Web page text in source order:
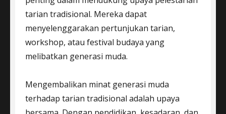
tarian tradisional. Mereka dapat
menyelenggarakan pertunjukan tarian,
workshop, atau festival budaya yang
melibatkan generasi muda.
Mengembalikan minat generasi muda
terhadap tarian tradisional adalah upaya